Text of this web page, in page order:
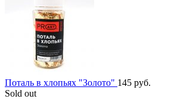
Поталь в хлопьях "Золото" 145 руб.
Sold out